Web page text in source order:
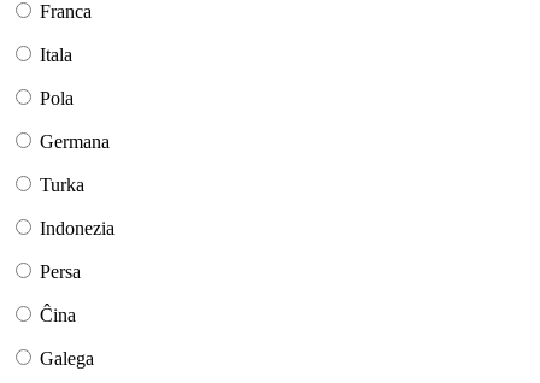
Franca
Itala
Pola
Germana
Turka
Indonezia
Persa
Ĉina
Galega